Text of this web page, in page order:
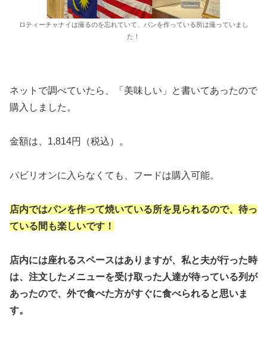
ロティーチャナイは撮るのを忘れていて、パンを作っている所は撮っていまし
た！
ネットで調べていたら、「美味しい」と書いてあったので
購入しました。
金額は、1,814円（税込）。
パビリオンに入らなくても、フードは購入可能。
店内ではパンを作って焼いている所を見られるので、待っ
ている間も楽しいです！
店内には座れるスペースはありますが、私と夫が行った時
は、注文したメニューを受け取った人達が待っている列が
あったので、外で食べた方がすぐに食べられると思いま
す。